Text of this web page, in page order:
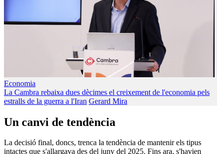
Economia
La Cambra rebaixa dues dècimes el creixement de l'economia pels
estralls de la guerra a l'Iran Gerard Mira
Un canvi de tendència
La decisió final, doncs, trenca la tendència de mantenir els tipus
intactes que s'allargava des del juny del 2025. Fins ara, s'havien